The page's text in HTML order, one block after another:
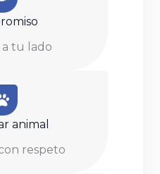
tu lado
animal
respeto